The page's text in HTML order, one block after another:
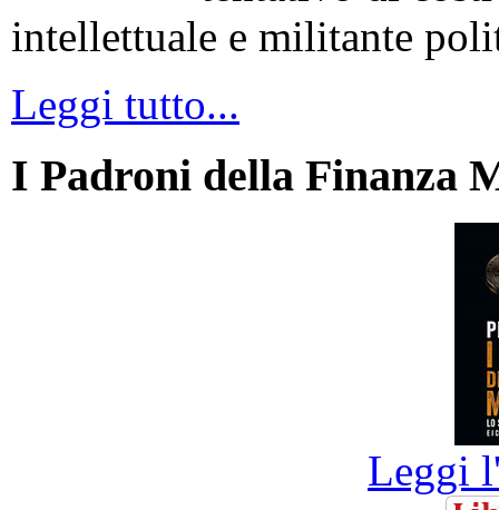
intellettuale e militante
Leggi tutto...
I Padroni della Finanza
Leggi